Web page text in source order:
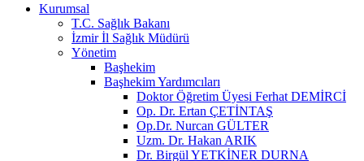
Kurumsal
T.C. Sağlık Bakanı
İzmir İl Sağlık Müdürü
Yönetim
Başhekim
Başhekim Yardımcıları
Doktor Öğretim Üyesi Ferhat DEMİRCİ
Op. Dr. Ertan ÇETİNTAŞ
Op.Dr. Nurcan GÜLTER
Uzm. Dr. Hakan ARIK
Dr. Birgül YETKİNER DURNA